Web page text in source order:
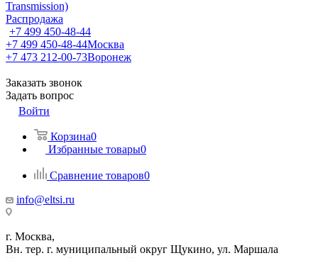
Transmission)
Распродажа
+7 499 450-48-44
+7 499 450-48-44Москва
+7 473 212-00-73Воронеж
Заказать звонок
Задать вопрос
Войти
Корзина0
Избранные товары0
Сравнение товаров0
info@eltsi.ru
г. Москва,
Вн. тер. г. муниципальный округ Щукино, ул. Маршала